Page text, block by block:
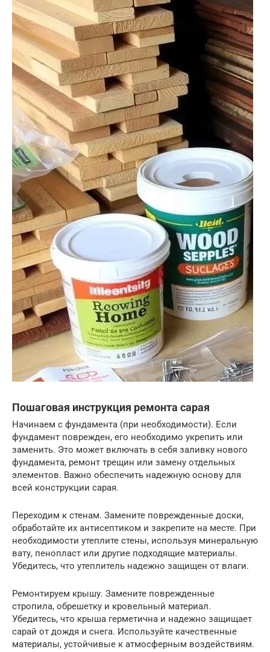
Пошаговая инструкция ремонта сарая
Начинаем с фундамента (при необходимости). Если
фундамент поврежден, его необходимо укрепить или
заменить. Это может включать в себя заливку нового
фундамента, ремонт трещин или замену отдельных
элементов. Важно обеспечить надежную основу для
всей конструкции сарая.
Переходим к стенам. Замените поврежденные доски,
обработайте их антисептиком и закрепите на месте. При
необходимости утеплите стены, используя минеральную
вату, пенопласт или другие подходящие материалы.
Убедитесь, что утеплитель надежно защищен от влаги.
Ремонтируем крышу. Замените поврежденные
стропила, обрешетку и кровельный материал.
Убедитесь, что крыша герметична и надежно защищает
сарай от дождя и снега. Используйте качественные
материалы, устойчивые к атмосферным воздействиям.